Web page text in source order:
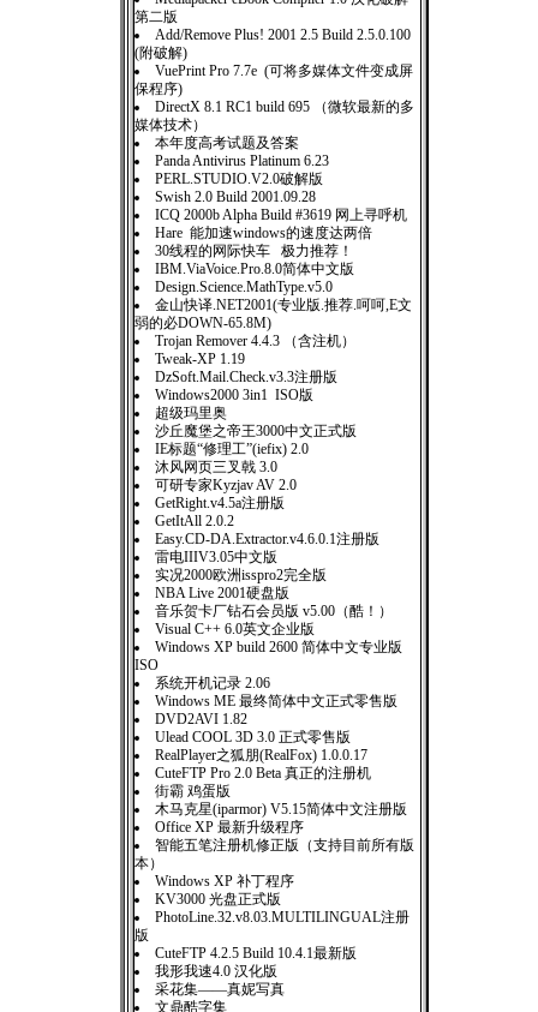
第二版
Add/Remove Plus! 2001 2.5 Build 2.5.0.100
(附破解)
VuePrint Pro 7.7e (可将多媒体文件变成屏
保程序)
DirectX 8.1 RC1 build 695 （微软最新的多
媒体技术）
本年度高考试题及答案
Panda Antivirus Platinum 6.23
PERL.STUDIO.V2.0破解版
Swish 2.0 Build 2001.09.28
ICQ 2000b Alpha Build #3619 网上寻呼机
Hare 能加速windows的速度达两倍
30线程的网际快车 极力推荐！
IBM.ViaVoice.Pro.8.0简体中文版
Design.Science.MathType.v5.0
金山快译.NET2001(专业版.推荐.呵呵,E文
弱的必DOWN-65.8M)
Trojan Remover 4.4.3 （含注机）
Tweak-XP 1.19
DzSoft.Mail.Check.v3.3注册版
Windows2000 3in1 ISO版
超级玛里奥
沙丘魔堡之帝王3000中文正式版
IE标题“修理工”(iefix) 2.0
沐风网页三叉戟 3.0
可研专家Kyzjav AV 2.0
GetRight.v4.5a注册版
GetItAll 2.0.2
Easy.CD-DA.Extractor.v4.6.0.1注册版
雷电IIIV3.05中文版
实况2000欧洲isspro2完全版
NBA Live 2001硬盘版
音乐贺卡厂钻石会员版 v5.00（酷！）
Visual C++ 6.0英文企业版
Windows XP build 2600 简体中文专业版
ISO
系统开机记录 2.06
Windows ME 最终简体中文正式零售版
DVD2AVI 1.82
Ulead COOL 3D 3.0 正式零售版
RealPlayer之狐朋(RealFox) 1.0.0.17
CuteFTP Pro 2.0 Beta 真正的注册机
街霸 鸡蛋版
木马克星(iparmor) V5.15简体中文注册版
Office XP 最新升级程序
智能五笔注册机修正版（支持目前所有版
本）
Windows XP 补丁程序
KV3000 光盘正式版
PhotoLine.32.v8.03.MULTILINGUAL注册
版
CuteFTP 4.2.5 Build 10.4.1最新版
我形我速4.0 汉化版
采花集——真妮写真
文鼎酷字集